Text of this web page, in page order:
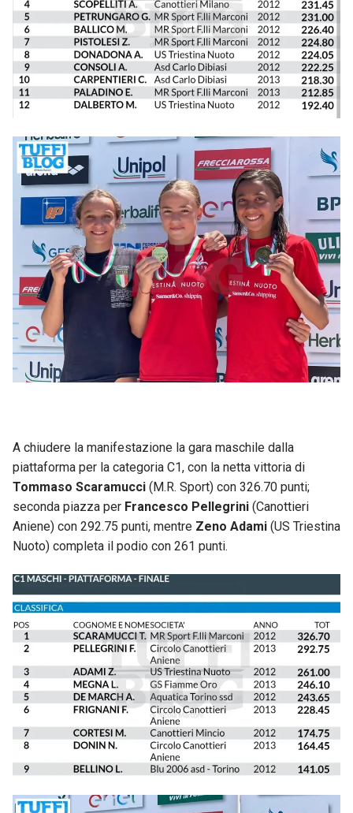
A chiudere la manifestazione la gara maschile dalla
piattaforma per la categoria C1, con la netta vittoria di
Tommaso Scaramucci (M.R. Sport) con 326.70 punti;
seconda piazza per Francesco Pellegrini (Canottieri
Aniene) con 292.75 punti, mentre Zeno Adami (US Triestina
Nuoto) completa il podio con 261 punti.